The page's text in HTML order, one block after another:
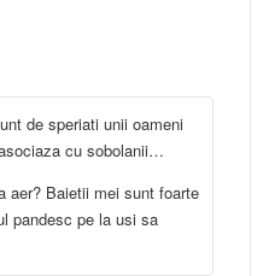
de speriati unii oameni
cu sobolanii…
aer? Baietii mei sunt foarte
pandesc pe la usi sa